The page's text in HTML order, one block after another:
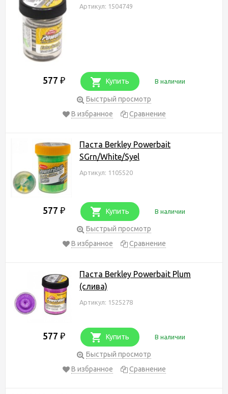
Артикул: 1504749
577 ₽ Купить В наличии
Быстрый просмотр
В избранное
Сравнение
Паста Berkley Powerbait
SGrn/White/Syel
Артикул: 1105520
577 ₽ Купить В наличии
Быстрый просмотр
В избранное
Сравнение
Паста Berkley Powerbait Plum
(слива)
Артикул: 1525278
577 ₽ Купить В наличии
Быстрый просмотр
В избранное
Сравнение